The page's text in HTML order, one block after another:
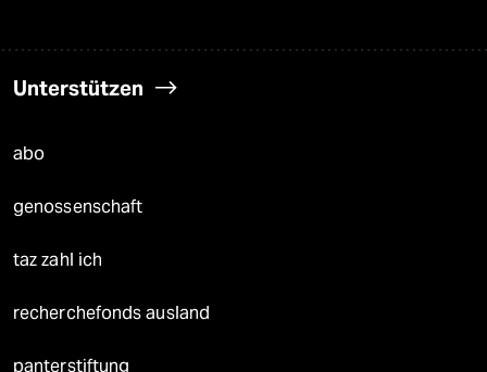
Unterstützen
abo
genossenschaft
taz zahl ich
recherchefonds ausland
panterstiftung